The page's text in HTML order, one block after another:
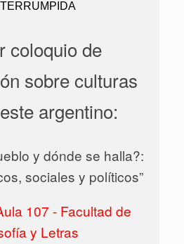
coloquio de
sobre culturas
argentino:
y dónde se halla?:
sociales y políticos”
107 - Facultad de
y Letras